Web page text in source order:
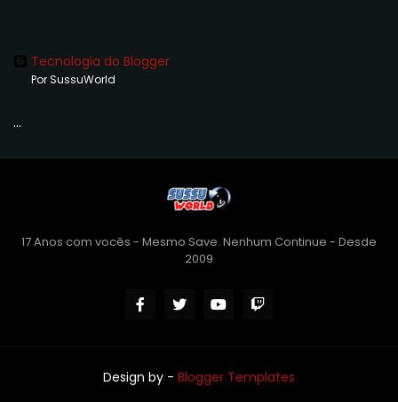
Tecnologia do Blogger
Por SussuWorld
...
17 Anos com vocês - Mesmo Save. Nenhum Continue - Desde
2009
Design by - Blogger Templates